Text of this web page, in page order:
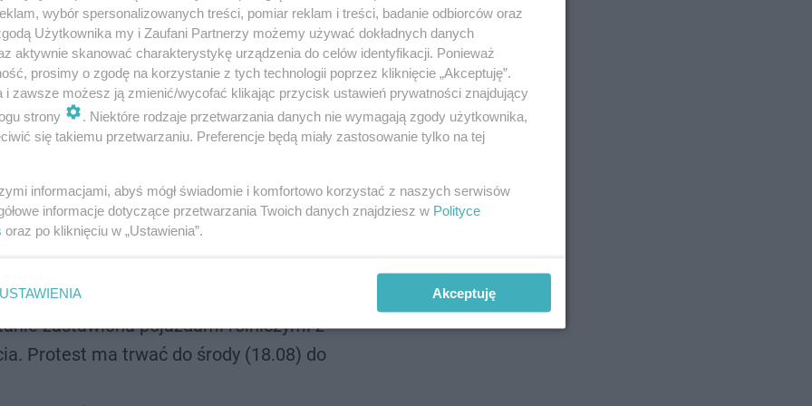
GDDKiA podała już w poniedziałek na Twitterze, że DK nr
zastawiona pojazdami rolniczymi z zachowaniem korytarza
planowany jest protest rolników
między
#Sampława
#Lubawa
zastawiona pojazdami rolniczymi z
Protest ma trwać do środy (18.08) do
wybór spersonalizowanych treści, pomiar reklam i treści, badanie odbiorców oraz
Użytkownika my i Zaufani Partnerzy możemy używać dokładnych danych
aktywnie skanować charakterystykę urządzenia do celów identyfikacji. Ponieważ
prosimy o zgodę na korzystanie z tych technologii poprzez kliknięcie „Akceptuję”.
i zawsze możesz ją zmienić/wycofać klikając przycisk ustawień prywatności znajdujący
strony
. Niektóre rodzaje przetwarzania danych nie wymagają zgody użytkownika,
się takiemu przetwarzaniu. Preferencje będą miały zastosowanie tylko na tej
informacjami, abyś mógł świadomie i komfortowo korzystać z naszych serwisów
informacje dotyczące przetwarzania Twoich danych znajdziesz w Polityce
oraz po kliknięciu w „Ustawienia”.
USTAWIENIA Akceptuję